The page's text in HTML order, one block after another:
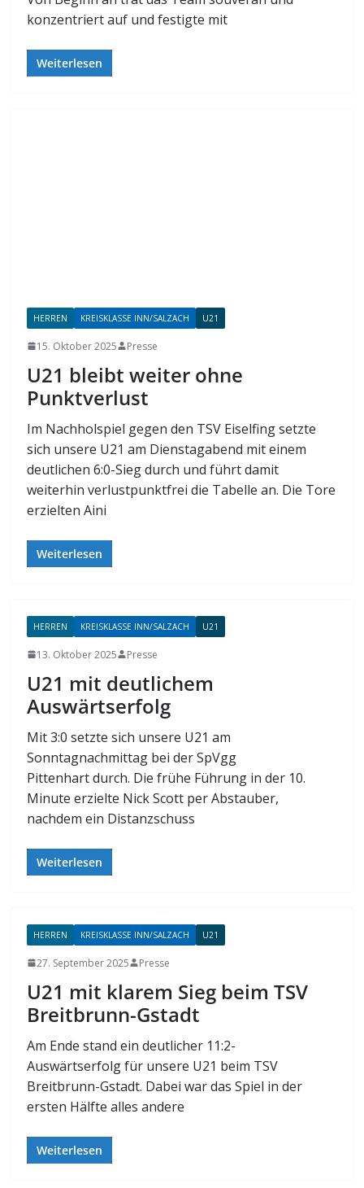
konzentriert auf und festigte mit
Weiterlesen
HERREN KREISKLASSE INN/SALZACH U21
15. Oktober 2025 Presse
U21 bleibt weiter ohne
Punktverlust
Im Nachholspiel gegen den TSV Eiselfing setzte
sich unsere U21 am Dienstagabend mit einem
deutlichen 6:0-Sieg durch und führt damit
weiterhin verlustpunktfrei die Tabelle an. Die Tore
erzielten Aini
Weiterlesen
HERREN KREISKLASSE INN/SALZACH U21
13. Oktober 2025 Presse
U21 mit deutlichem
Auswärtserfolg
Mit 3:0 setzte sich unsere U21 am
Sonntagnachmittag bei der SpVgg
Pittenhart durch. Die frühe Führung in der 10.
Minute erzielte Nick Scott per Abstauber,
nachdem ein Distanzschuss
Weiterlesen
HERREN KREISKLASSE INN/SALZACH U21
27. September 2025 Presse
U21 mit klarem Sieg beim TSV
Breitbrunn-Gstadt
Am Ende stand ein deutlicher 11:2-
Auswärtserfolg für unsere U21 beim TSV
Breitbrunn-Gstadt. Dabei war das Spiel in der
ersten Hälfte alles andere
Weiterlesen